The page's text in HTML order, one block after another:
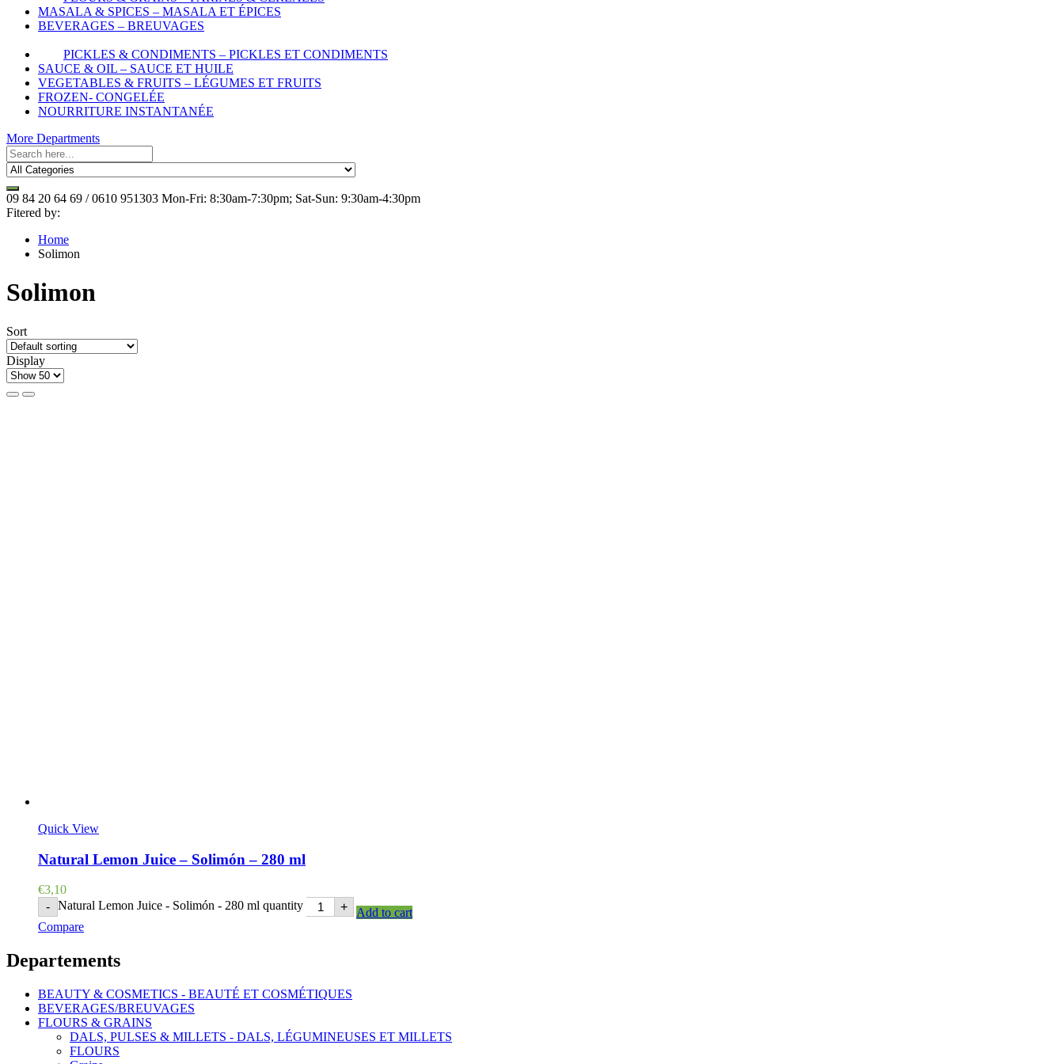
MASALA & SPICES – MASALA ET ÉPICES
BEVERAGES – BREUVAGES
PICKLES & CONDIMENTS – PICKLES ET CONDIMENTS
SAUCE & OIL – SAUCE ET HUILE
VEGETABLES & FRUITS – LÉGUMES ET FRUITS
FROZEN- CONGELÉE
NOURRITURE INSTANTANÉE
More Departments
09 84 20 64 69 / 0610 951303 Mon-Fri: 8:30am-7:30pm; Sat-Sun: 9:30am-4:30pm
Fitered by:
Home
Solimon
Solimon
Sort
Display
Quick View
Natural Lemon Juice – Solimón – 280 ml
€3,10
- Natural Lemon Juice - Solimón - 280 ml quantity +
Add to cart
Compare
Departements
BEAUTY & COSMETICS - BEAUTÉ ET COSMÉTIQUES
BEVERAGES/BREUVAGES
FLOURS & GRAINS
DALS, PULSES & MILLETS - DALS, LÉGUMINEUSES ET MILLETS
FLOURS